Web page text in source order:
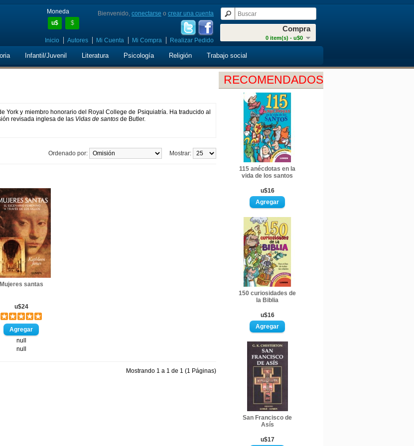
Moneda
u$
$
Compra
0 item(s) - u$0
Bienvenido, conectarse o crear una cuenta
Inicio Autores Mi Cuenta Mi Compra Realizar Pedido
Infantil/Juvenil Literatura Psicología Religión Trabajo social
RECOMENDADOS
115 anécdotas en la
vida de los santos
u$16
150 curiosidades de
la Biblia
u$16
San Francisco de
Asís
u$17
York y miembro honorario del Royal College de Psiquiatría. Ha traducido al
revisada inglesa de las Vidas de santos de Butler.
Mostrar:
Ordenado por:
Mujeres santas
u$24
null
null
Mostrando 1 a 1 de 1 (1 Páginas)